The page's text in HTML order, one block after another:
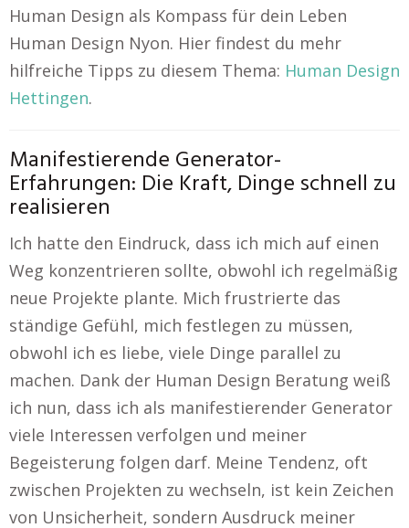
Human Design als Kompass für dein Leben
Human Design Nyon. Hier findest du mehr
hilfreiche Tipps zu diesem Thema: Human Design
Hettingen.
Manifestierende Generator-
Erfahrungen: Die Kraft, Dinge schnell zu
realisieren
Ich hatte den Eindruck, dass ich mich auf einen
Weg konzentrieren sollte, obwohl ich regelmäßig
neue Projekte plante. Mich frustrierte das
ständige Gefühl, mich festlegen zu müssen,
obwohl ich es liebe, viele Dinge parallel zu
machen. Dank der Human Design Beratung weiß
ich nun, dass ich als manifestierender Generator
viele Interessen verfolgen und meiner
Begeisterung folgen darf. Meine Tendenz, oft
zwischen Projekten zu wechseln, ist kein Zeichen
von Unsicherheit, sondern Ausdruck meiner